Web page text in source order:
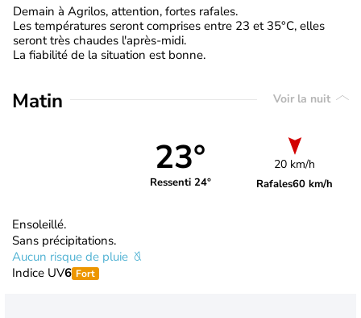
Demain à Agrilos, attention, fortes rafales.
Les températures seront comprises entre 23 et 35°C, elles
seront très chaudes l'après-midi.
La fiabilité de la situation est bonne.
Matin Voir la nuit
23°
Ressenti 24°
20 km/h
Rafales60 km/h
Ensoleillé.
Sans précipitations.
Aucun risque de pluie
Indice UV6 Fort